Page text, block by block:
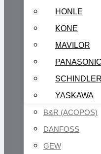
HONLE
KONE
MAVILOR
PANASONIC
SCHINDLER
YASKAWA
B&R (ACOPOS)
DANFOSS
GEW